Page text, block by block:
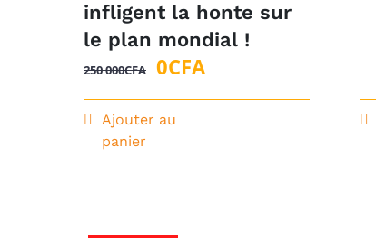
infligent la honte sur
le plan mondial !
250 000CFA
Le
prix
initial
0CFALe
prix
Ajouter au
panier